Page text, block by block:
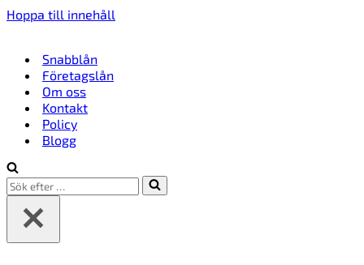
Hoppa till innehåll
Snabblån
Företagslån
Om oss
Kontakt
Policy
Blogg
Sök
efter